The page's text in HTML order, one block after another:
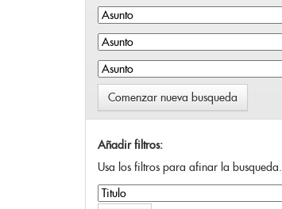
Comenzar nueva busqueda
Añadir filtros:
Usa los filtros para afinar la busqueda.